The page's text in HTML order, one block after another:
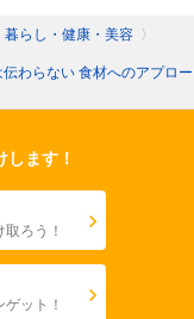
暮らし・健康・美容 〉
わらない 食材へのアプロー
します！
ろう！
ット！